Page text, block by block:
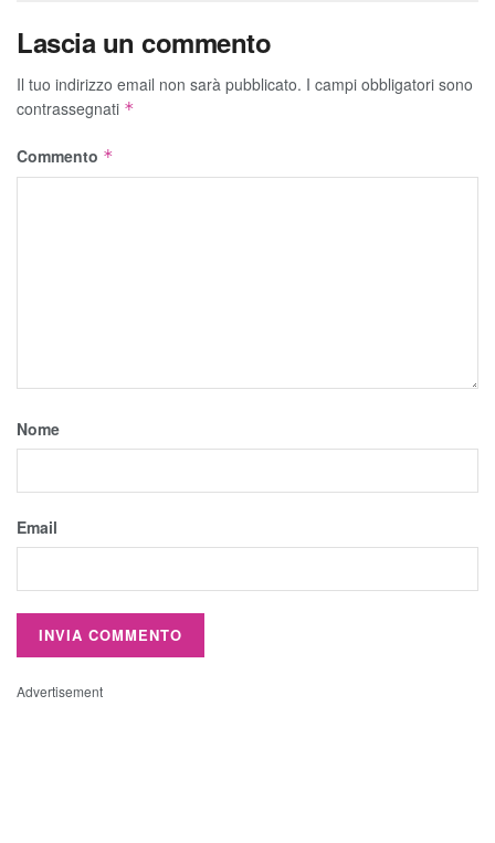
Lascia un commento
Il tuo indirizzo email non sarà pubblicato. I campi obbligatori sono
contrassegnati *
Commento *
Nome
Email
Advertisement